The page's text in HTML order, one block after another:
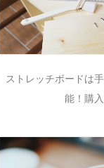
ストレッチボードは
能！購